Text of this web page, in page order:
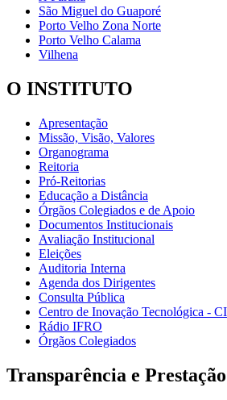
São Miguel do Guaporé
Porto Velho Zona Norte
Porto Velho Calama
Vilhena
O INSTITUTO
Apresentação
Missão, Visão, Valores
Organograma
Reitoria
Pró-Reitorias
Educação a Distância
Órgãos Colegiados e de Apoio
Documentos Institucionais
Avaliação Institucional
Eleições
Auditoria Interna
Agenda dos Dirigentes
Consulta Pública
Centro de Inovação Tecnológica -
Rádio IFRO
Órgãos Colegiados
Transparência e